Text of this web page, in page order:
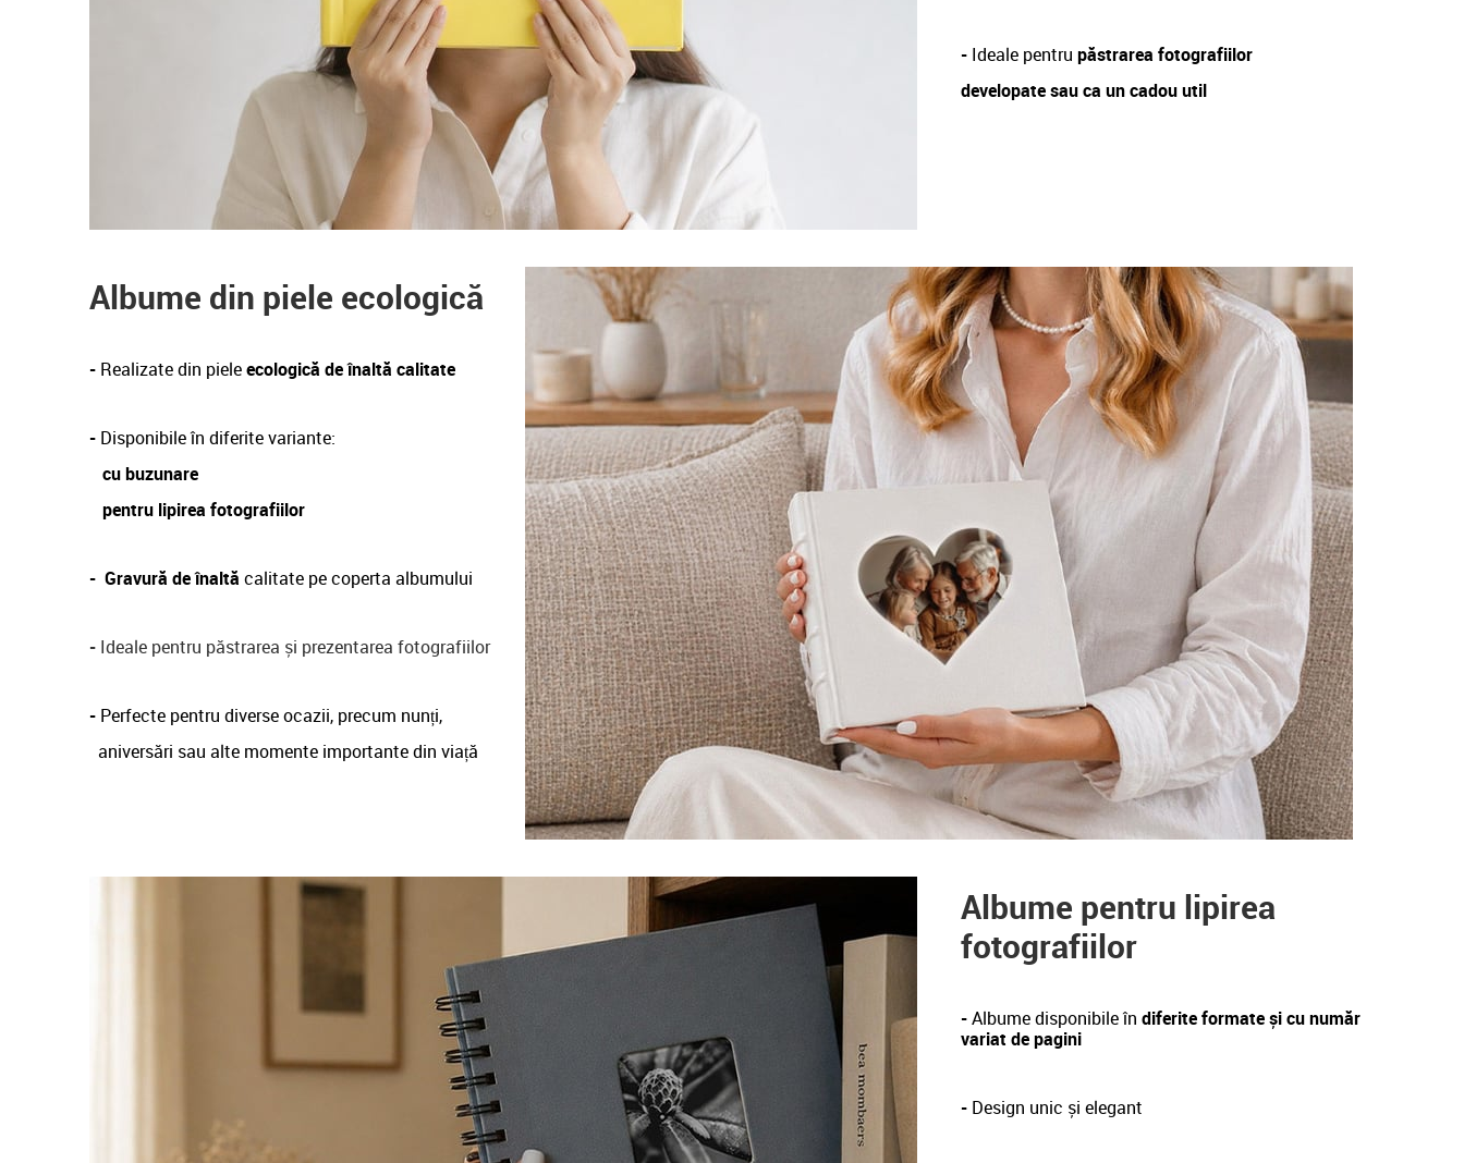
-Ideale pentru păstrarea fotografiilor
developate sau ca un cadou util
Albume din piele ecologică
- Realizate din pieleecologică de înaltă calitate
- Disponibile în diferite variante:
cu buzunare
pentru lipirea fotografiilor
- Gravură de înaltă calitate pe coperta albumului
- Ideale pentru păstrarea și prezentarea fotografiilor
- Perfecte pentru diverse ocazii, precum nunți,
aniversări sau alte momente importante din viață
Albume pentru lipirea
fotografiilor
-Albume disponibile în diferite formate și cu număr
variat de pagini
-Design unic și elegant